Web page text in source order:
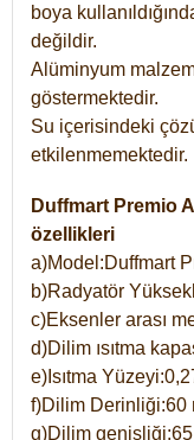
boya
değildir.
Alüminyum
göstermektedir.
Su içerisindeki
etkilenmemektedir.
Duffmart Premio
özellikleri
a)Model:Duffmart
b)Radyatör
c)Eksenler arası
d)Dilim ısıtma
e)Isıtma
f)Dilim Derinliği:60
g)Dilim